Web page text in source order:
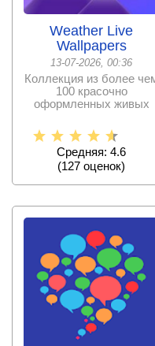
Weather Live
Wallpapers
13-07-2026, 00:36
Коллекция из более
100 красочно
оформленных живых
блокировки
Средняя: 4.6
(127 оценок)